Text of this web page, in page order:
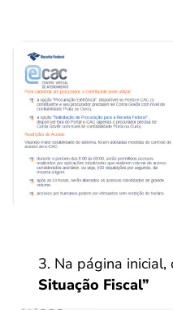
Na página inicial,
Situação Fiscal”